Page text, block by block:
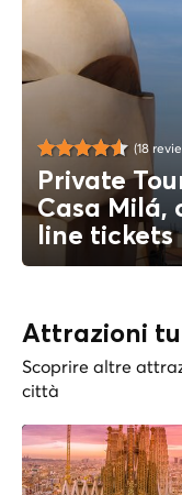
(18
Private
Casa Milá,
line tickets
Attrazioni
Scoprire altre
città